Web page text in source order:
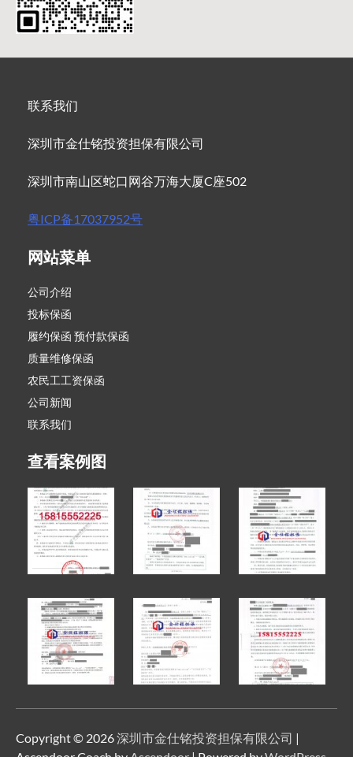
联系我们
深圳市金仕铭投资担保有限公司
深圳市南山区蛇口网谷万海大厦C座502
粤ICP备17037952号
网站菜单
公司介绍
投标保函
履约保函 预付款保函
质量维修保函
农民工工资保函
公司新闻
联系我们
查看案例图
Copyright © 2026深圳市金仕铭投资担保有限公司 |